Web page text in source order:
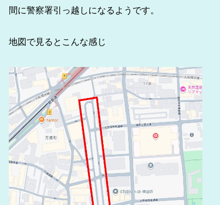
間に警察署引っ越しになるようです。
地図で見るとこんな感じ